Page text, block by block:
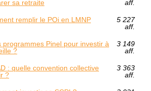
sa retraite
aff.
remplir le POi en LMNP
5 227
aff.
programmes Pinel pour investir à
?
3 149
aff.
: quelle convention collective
?
3 363
aff.